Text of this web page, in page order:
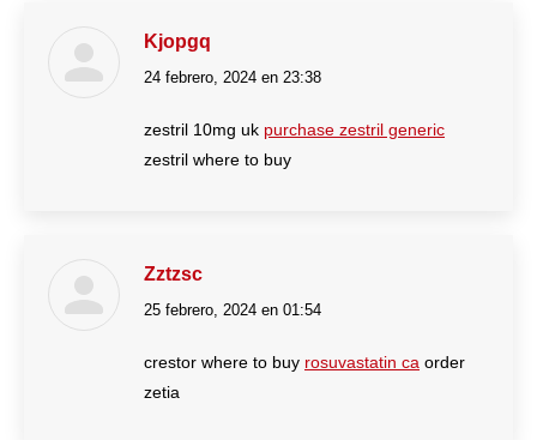
Kjopgq
dice:
24 febrero, 2024 en 23:38
zestril 10mg uk purchase zestril generic
zestril where to buy
Zztzsc
dice:
25 febrero, 2024 en 01:54
crestor where to buy rosuvastatin ca order
zetia